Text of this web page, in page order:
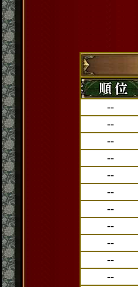
--
--
--
--
--
--
--
--
--
--
--